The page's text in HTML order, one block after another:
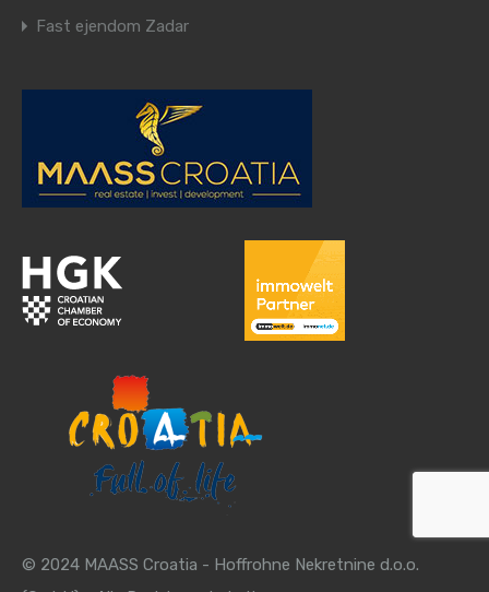
Fast ejendom Zadar
© 2024 MAASS Croatia - Hoffrohne Nekretnine d.o.o.